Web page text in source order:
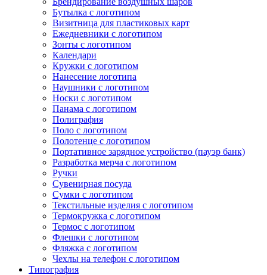
Бутылка с логотипом
Визитница для пластиковых карт
Ежедневники с логотипом
Зонты с логотипом
Календари
Кружки с логотипом
Нанесение логотипа
Наушники с логотипом
Носки с логотипом
Панама с логотипом
Полиграфия
Поло с логотипом
Полотенце с логотипом
Портативное зарядное устройство (пауэр банк)
Разработка мерча с логотипом
Ручки
Сувенирная посуда
Сумки с логотипом
Текстильные изделия с логотипом
Термокружка с логотипом
Термос с логотипом
Флешки с логотипом
Фляжка с логотипом
Чехлы на телефон с логотипом
Типография